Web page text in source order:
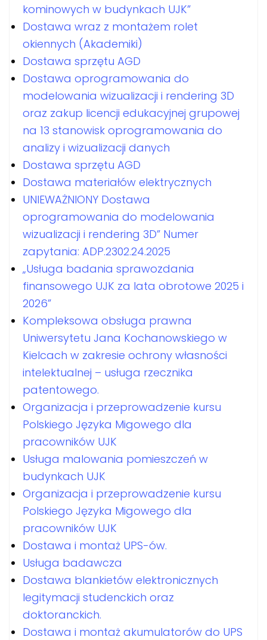
kominowych w budynkach UJK”
Dostawa wraz z montażem rolet
okiennych (Akademiki)
Dostawa sprzętu AGD
Dostawa oprogramowania do
modelowania wizualizacji i rendering 3D
oraz zakup licencji edukacyjnej grupowej
na 13 stanowisk oprogramowania do
analizy i wizualizacji danych
Dostawa sprzętu AGD
Dostawa materiałów elektrycznych
UNIEWAŻNIONY Dostawa
oprogramowania do modelowania
wizualizacji i rendering 3D” Numer
zapytania: ADP.2302.24.2025
„Usługa badania sprawozdania
finansowego UJK za lata obrotowe 2025 i
2026”
Kompleksowa obsługa prawna
Uniwersytetu Jana Kochanowskiego w
Kielcach w zakresie ochrony własności
intelektualnej – usługa rzecznika
patentowego.
Organizacja i przeprowadzenie kursu
Polskiego Języka Migowego dla
pracowników UJK
Usługa malowania pomieszczeń w
budynkach UJK
Organizacja i przeprowadzenie kursu
Polskiego Języka Migowego dla
pracowników UJK
Dostawa i montaż UPS-ów.
Usługa badawcza
Dostawa blankietów elektronicznych
legitymacji studenckich oraz
doktoranckich.
Dostawa i montaż akumulatorów do UPS